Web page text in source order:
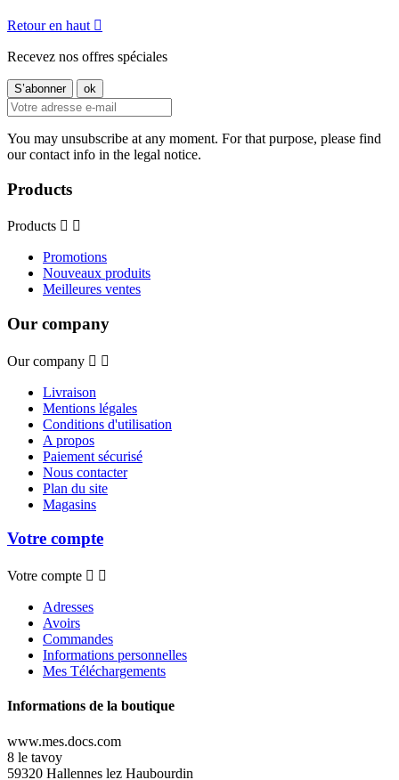
Retour en haut 
Recevez nos offres spéciales
You may unsubscribe at any moment. For that purpose, please find
our contact info in the legal notice.
Products
Products  
Promotions
Nouveaux produits
Meilleures ventes
Our company
Our company  
Livraison
Mentions légales
Conditions d'utilisation
A propos
Paiement sécurisé
Nous contacter
Plan du site
Magasins
Votre compte
Votre compte  
Adresses
Avoirs
Commandes
Informations personnelles
Mes Téléchargements
Informations de la boutique
www.mes.docs.com
8 le tavoy
59320 Hallennes lez Haubourdin